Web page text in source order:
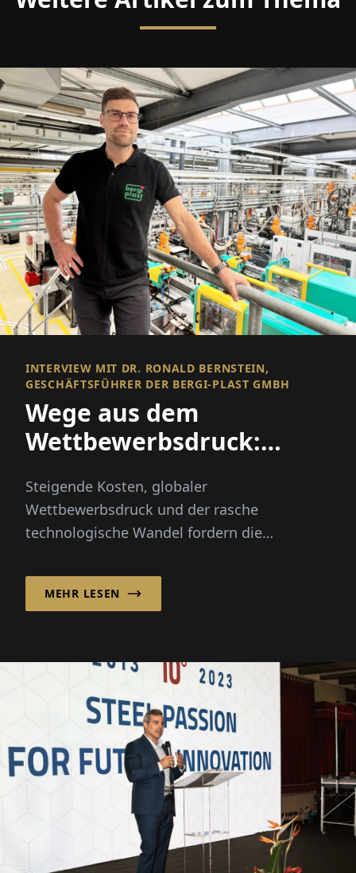
INTERVIEW MIT DR. RONALD BERNSTEIN,
GESCHÄFTSFÜHRER DER BERGI-PLAST GMBH
Wege aus dem
Wettbewerbsdruck:
diversifizieren,
vorangehen
Steigende Kosten, globaler
Wettbewerbsdruck und der rasche
technologische Wandel fordern die
GmbH...
MEHR LESEN